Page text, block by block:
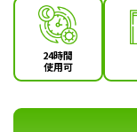
24時間
使用可